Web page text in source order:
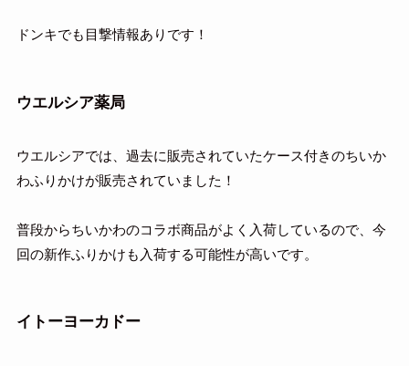
ドンキでも目撃情報ありです！
ウエルシア薬局
ウエルシアでは、過去に販売されていたケース付きのちいか
わふりかけが販売されていました！
普段からちいかわのコラボ商品がよく入荷しているので、今
回の新作ふりかけも入荷する可能性が高いです。
イトーヨーカドー